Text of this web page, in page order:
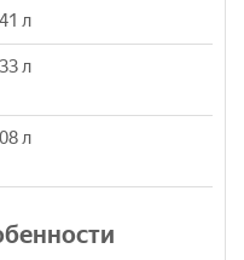
л
л
л